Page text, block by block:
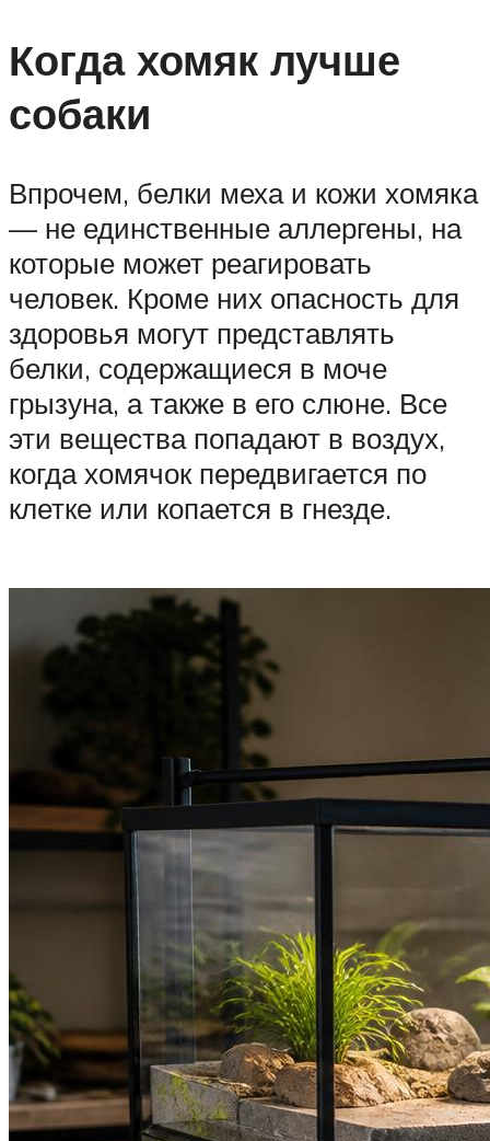
Когда хомяк лучше
собаки
Впрочем, белки меха и кожи хомяка
— не единственные аллергены, на
которые может реагировать
человек. Кроме них опасность для
здоровья могут представлять
белки, содержащиеся в моче
грызуна, а также в его слюне. Все
эти вещества попадают в воздух,
когда хомячок передвигается по
клетке или копается в гнезде.